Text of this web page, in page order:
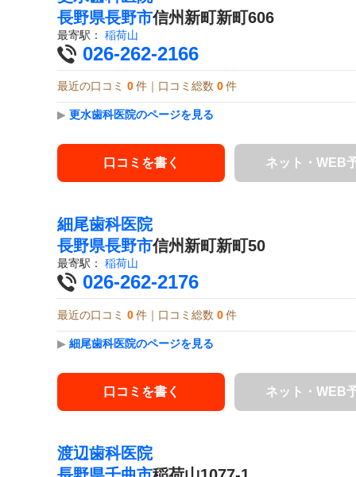
長野県長野市信州新町新町606
最寄駅： 稲荷山
026-262-2166
最近の口コミ 0 件｜口コミ総数 0 件
▶ 更水歯科医院のページを見る
口コミを書く ネット・WEB
細尾歯科医院
長野県長野市信州新町新町50
最寄駅： 稲荷山
026-262-2176
最近の口コミ 0 件｜口コミ総数 0 件
▶ 細尾歯科医院のページを見る
口コミを書く ネット・WEB
渡辺歯科医院